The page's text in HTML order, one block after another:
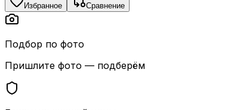
Избранное Сравнение
Подбор по фото
Пришлите фото — подберём